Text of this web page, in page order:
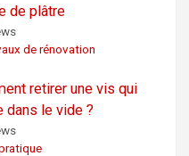
de plâtre
de rénovation
retirer une vis qui
dans le vide ?